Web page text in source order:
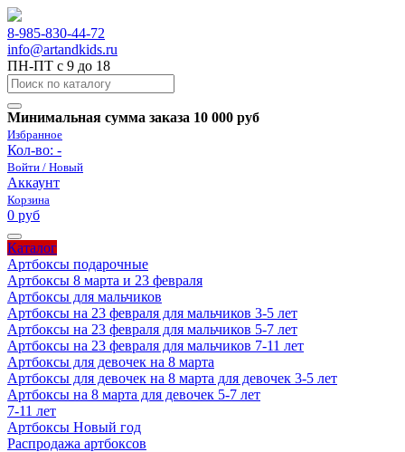
8-985-830-44-72
info@artandkids.ru
ПН-ПТ с 9 до 18
Минимальная сумма заказа 10 000 руб
Избранное
Кол-во: -
Войти / Новый
Аккаунт
Корзина
0 руб
Каталог
Артбоксы подарочные
Артбоксы 8 марта и 23 февраля
Артбоксы для мальчиков
Артбоксы на 23 февраля для мальчиков 3-5 лет
Артбоксы на 23 февраля для мальчиков 5-7 лет
Артбоксы на 23 февраля для мальчиков 7-11 лет
Артбоксы для девочек на 8 марта
Артбоксы для девочек на 8 марта для девочек 3-5 лет
Артбоксы на 8 марта для девочек 5-7 лет
7-11 лет
Артбоксы Новый год
Распродажа артбоксов